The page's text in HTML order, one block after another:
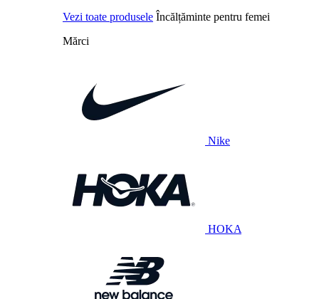
Vezi toate produsele Încălțăminte pentru femei
Mărci
Nike
HOKA